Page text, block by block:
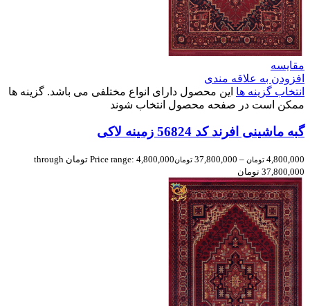
مقایسه
افزودن به علاقه مندی
انتخاب گزینه ها این محصول دارای انواع مختلفی می باشد. گزینه ها
ممکن است در صفحه محصول انتخاب شوند
گبه ماشینی افرند کد 56824 زمینه لاکی
4,800,000 تومان –
37,800,000 تومان
Price range: 4,800,000 تومان through
37,800,000 تومان